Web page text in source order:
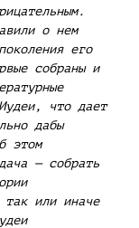
о нем
его
собраны и
что дает
дабы
этом
— собрать
так или иначе